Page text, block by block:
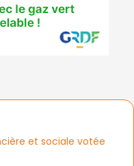
et sociale votée